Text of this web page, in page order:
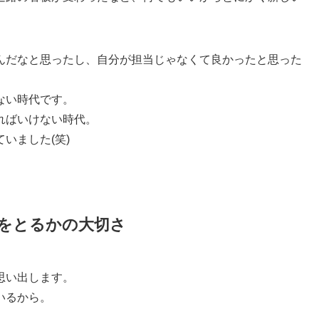
なと思ったし、自分が担当じゃなくて良かったと思った
時代です。
いけない時代。
いました(笑)
とるかの大切さ
出します。
から。